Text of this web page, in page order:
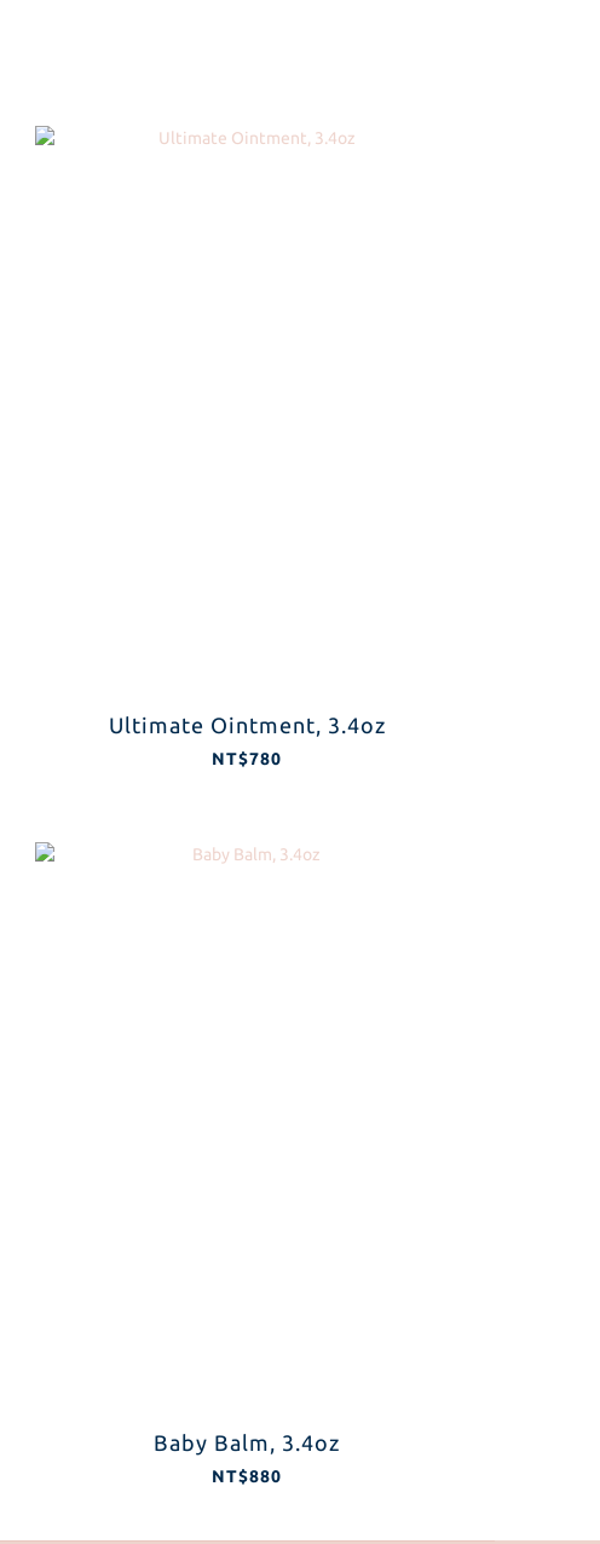
Ultimate Ointment, 3.4oz
NT$780
Baby Balm, 3.4oz
NT$880